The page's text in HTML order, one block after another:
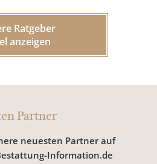
Ratgeber
anzeigen
Partner
neuesten Partner auf
Information.de